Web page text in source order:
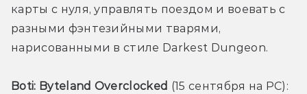
карты с нуля, управлять поездом и воевать с
разными фэнтезийными тварями,
нарисованными в стиле Darkest Dungeon.
Boti: Byteland Overclocked (15 сентября на PC):